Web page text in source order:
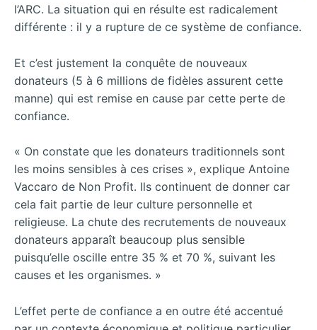
l’ARC. La situation qui en résulte est radicalement
différente : il y a rupture de ce système de confiance.
Et c’est justement la conquête de nouveaux
donateurs (5 à 6 millions de fidèles assurent cette
manne) qui est remise en cause par cette perte de
confiance.
« On constate que les donateurs traditionnels sont
les moins sensibles à ces crises », explique Antoine
Vaccaro de Non Profit. Ils continuent de donner car
cela fait partie de leur culture personnelle et
religieuse. La chute des recrutements de nouveaux
donateurs apparaît beaucoup plus sensible
puisqu’elle oscille entre 35 % et 70 %, suivant les
causes et les organismes. »
L’effet perte de confiance a en outre été accentué